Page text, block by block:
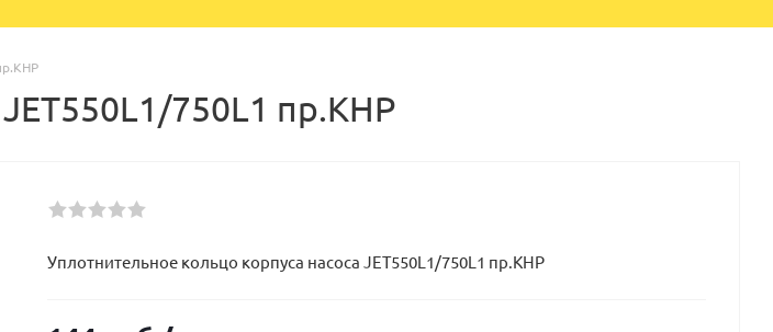
750L1 пр.КНР
Уплотнительное кольцо корпуса насоса JET550L1/750L1 пр.КНР